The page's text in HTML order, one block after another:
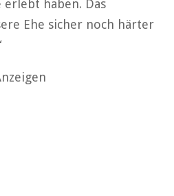
haben. Das
Ehe sicher noch härter